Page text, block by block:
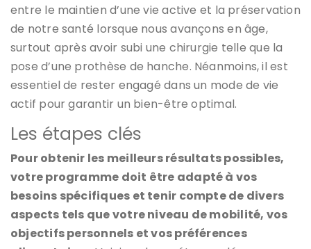
entre le maintien d’une vie active et la préservation
de notre santé lorsque nous avançons en âge,
surtout après avoir subi une chirurgie telle que la
pose d’une prothèse de hanche. Néanmoins, il est
essentiel de rester engagé dans un mode de vie
actif pour garantir un bien-être optimal.
Les étapes clés
Pour obtenir les meilleurs résultats possibles,
votre programme doit être adapté à vos
besoins spécifiques et tenir compte de divers
aspects tels que votre niveau de mobilité, vos
objectifs personnels et vos préférences